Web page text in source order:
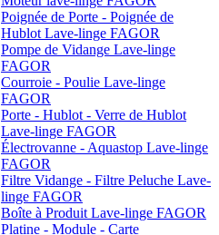
Poignée de Porte - Poignée de
Hublot Lave-linge FAGOR
Pompe de Vidange Lave-linge
FAGOR
Courroie - Poulie Lave-linge
FAGOR
Porte - Hublot - Verre de Hublot
Lave-linge FAGOR
Électrovanne - Aquastop Lave-linge
FAGOR
Filtre Vidange - Filtre Peluche Lave-
linge FAGOR
Boîte à Produit Lave-linge FAGOR
Platine - Module - Carte